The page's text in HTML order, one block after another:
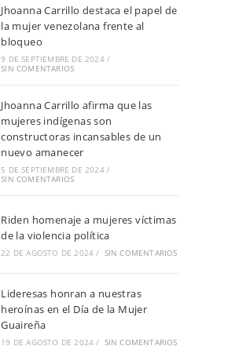
Jhoanna Carrillo destaca el papel de
la mujer venezolana frente al
bloqueo
9 DE SEPTIEMBRE DE 2024 /
SIN COMENTARIOS
Jhoanna Carrillo afirma que las
mujeres indígenas son
constructoras incansables de un
nuevo amanecer
5 DE SEPTIEMBRE DE 2024 /
SIN COMENTARIOS
Riden homenaje a mujeres víctimas
de la violencia política
22 DE AGOSTO DE 2024 / SIN COMENTARIOS
Lideresas honran a nuestras
heroínas en el Día de la Mujer
Guaireña
19 DE AGOSTO DE 2024 / SIN COMENTARIOS